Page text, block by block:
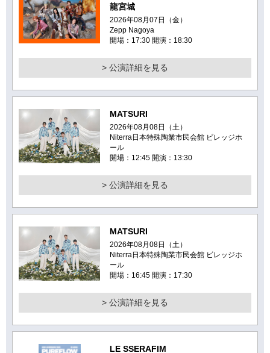
龍宮城
2026年08月07日（金）
Zepp Nagoya
開場：17:30 開演：18:30
> 公演詳細を見る
MATSURI
2026年08月08日（土）
Niterra日本特殊陶業市民会館 ビレッジホ
ール
開場：12:45 開演：13:30
> 公演詳細を見る
MATSURI
2026年08月08日（土）
Niterra日本特殊陶業市民会館 ビレッジホ
ール
開場：16:45 開演：17:30
> 公演詳細を見る
LE SSERAFIM